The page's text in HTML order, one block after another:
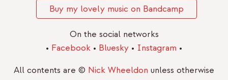
Buy my lovely music on Bandcamp
On the social networks
• Facebook • Bluesky • Instagram •
All contents are © Nick Wheeldon unless otherwise